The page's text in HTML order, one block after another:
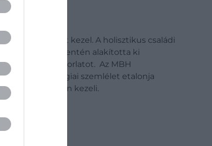
ügyfélvagyont kezel. A holisztikus családi
ezek mentén alakította ki
gyakorlatot. Az MBH
stratégiai szemlélet etalonja
is egységben kezeli.